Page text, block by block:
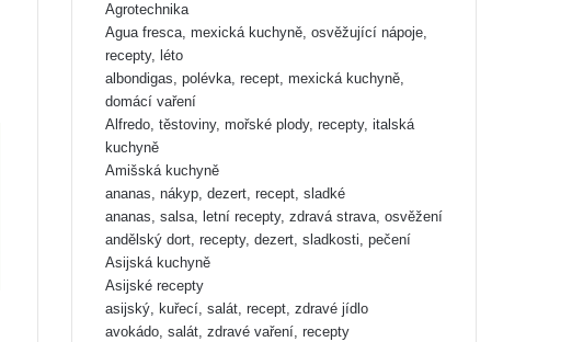
Agrotechnika
Agua fresca, mexická kuchyně, osvěžující nápoje,
recepty, léto
albondigas, polévka, recept, mexická kuchyně,
domácí vaření
Alfredo, těstoviny, mořské plody, recepty, italská
kuchyně
Amišská kuchyně
ananas, nákyp, dezert, recept, sladké
ananas, salsa, letní recepty, zdravá strava, osvěžení
andělský dort, recepty, dezert, sladkosti, pečení
Asijská kuchyně
Asijské recepty
asijský, kuřecí, salát, recept, zdravé jídlo
avokádo, salát, zdravé vaření, recepty